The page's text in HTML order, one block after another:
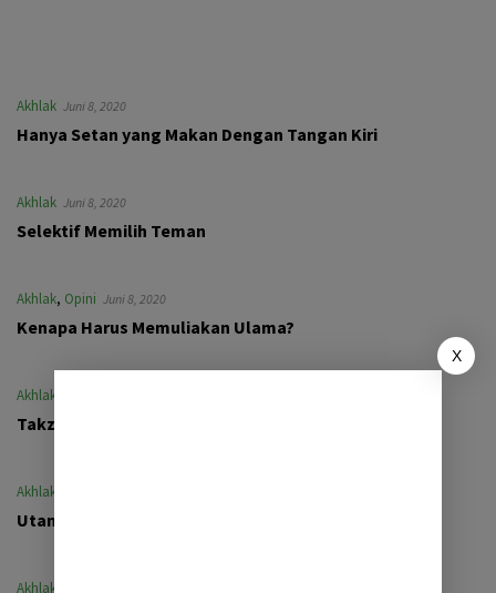
Akhlak Juni 8, 2020
Hanya Setan yang Makan Dengan Tangan Kiri
Akhlak Juni 8, 2020
Selektif Memilih Teman
Akhlak, Opini Juni 8, 2020
Kenapa Harus Memuliakan Ulama?
Akhlak
Takzim itu Mulia
Akhlak
Utamakan Akhlak
Akhlak
X